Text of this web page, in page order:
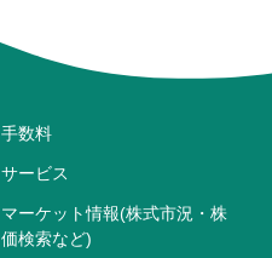
手数料
サービス
マーケット情報(株式市況・株
価検索など)